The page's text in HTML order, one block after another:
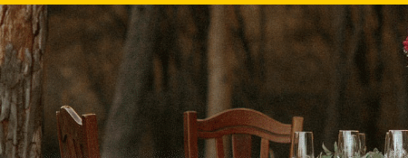
Gå
til
indholdet